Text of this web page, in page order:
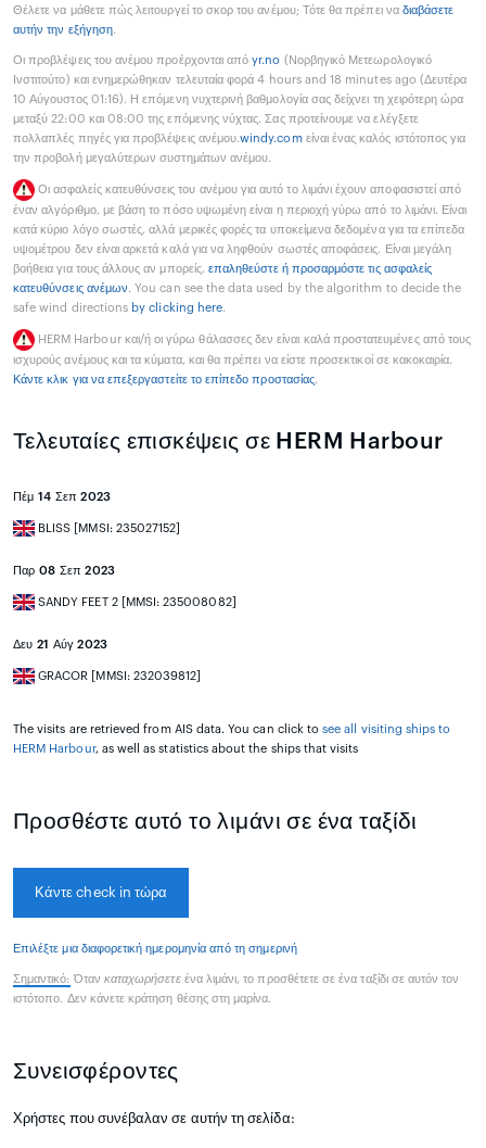
Θέλετε να μάθετε πώς λειτουργεί το σκορ του ανέμου; Τότε θα πρέπει να διαβάσετε
αυτήν την εξήγηση.
Οι προβλέψεις του ανέμου προέρχονται απόyr.no (Νορβηγικό Μετεωρολογικό
Ινστιτούτο) και ενημερώθηκαν τελευταία φορά 4 hours and 18 minutes ago (Δευτέρα
10 Αύγουστος 01:16). Η επόμενη νυχτερινή βαθμολογία σας δείχνει τη χειρότερη ώρα
μεταξύ 22:00 και 08:00 της επόμενης νύχτας. Σας προτείνουμε να ελέγξετε
πολλαπλές πηγές για προβλέψεις ανέμου.windy.comείναι ένας καλός ιστότοπος για
την προβολή μεγαλύτερων συστημάτων ανέμου.
Οι ασφαλείς κατευθύνσεις του ανέμου για αυτό το λιμάνι έχουν αποφασιστεί από
έναν αλγόριθμο, με βάση το πόσο υψωμένη είναι η περιοχή γύρω από το λιμάνι. Είναι
κατά κύριο λόγο σωστές, αλλά μερικές φορές τα υποκείμενα δεδομένα για τα επίπεδα
υψομέτρου δεν είναι αρκετά καλά για να ληφθούν σωστές αποφάσεις. Είναι μεγάλη
βοήθεια για τους άλλους αν μπορείς. επαληθεύστε ή προσαρμόστε τις ασφαλείς
κατευθύνσεις ανέμων. You can see the data used by the algorithm to decide the
safe wind directions by clicking here.
HERM Harbour και/ή οι γύρω θάλασσες δεν είναι καλά προστατευμένες από τους
ισχυρούς ανέμους και τα κύματα, και θα πρέπει να είστε προσεκτικοί σε κακοκαιρία.
Κάντε κλικ για να επεξεργαστείτε το επίπεδο προστασίας.
Τελευταίες επισκέψεις σε HERM Harbour
Πέμ 14 Σεπ 2023
BLISS [MMSI: 235027152]
Παρ 08 Σεπ 2023
SANDY FEET 2 [MMSI: 235008082]
Δευ 21 Αύγ 2023
GRACOR [MMSI: 232039812]
The visits are retrieved from AIS data. You can click tosee all visiting ships to
HERM Harbour, as well as statistics about the ships that visits
Προσθέστε αυτό το λιμάνι σε ένα ταξίδι
Κάντε check in τώρα
Επιλέξτε μια διαφορετική ημερομηνία από τη σημερινή
Σημαντικό: Όταν καταχωρήσετεένα λιμάνι, το προσθέτετε σε ένα ταξίδι σε αυτόν τον
ιστότοπο. Δεν κάνετε κράτηση θέσης στη μαρίνα.
Συνεισφέροντες
Χρήστες που συνέβαλαν σε αυτήν τη σελίδα: